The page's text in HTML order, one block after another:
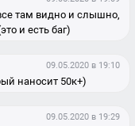
там видно и слышно,
и есть баг)
09.05.2020 в 19:10
наносит 50к+)
09.05.2020 в 19:29